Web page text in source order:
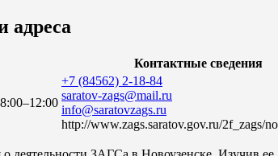
адреса
Контактные сведения
+7 (84562) 2-18-84
saratov-zags@mail.ru
info@saratovzags.ru
http://www.zags.saratov.gov.ru/2f_zags/